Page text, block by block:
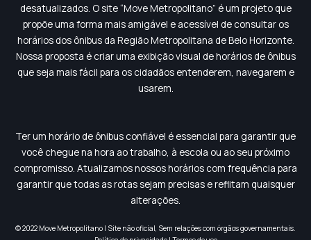
desatualizados. O site “Move Metropolitano” é um projeto que
propõe uma forma mais amigável e acessível de consultar os
horários dos ônibus da Região Metropolitana de Belo Horizonte.
Nossa proposta é criar uma exibição visual de horários de ônibus
que seja mais fácil para os cidadãos entenderem, navegarem e
usarem.
Ter um horário de ônibus confiável é essencial para garantir que
você chegue na hora ao trabalho, à escola ou ao seu próximo
compromisso. Atualizamos nossos horários com frequência para
garantir que todas as rotas sejam precisas e reflitam quaisquer
alterações.
© 2022 Move Metropolitano | Site não oficial, Sem relações com órgãos governamentais.